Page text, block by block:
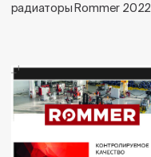
радиаторы Rommer 2022